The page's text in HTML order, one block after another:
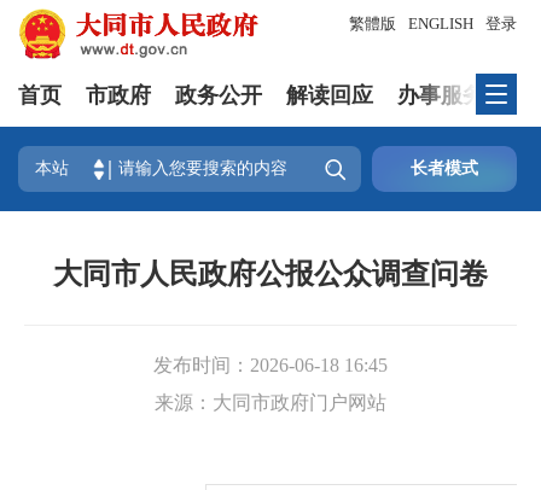
登录
繁體版 ENGLISH
首页 市政府 政务公开 解读回应 办事服务
本站  长者模式
大同市人民政府公报公众调查问卷
发布时间： 2026-06-18 16:45
来源： 大同市政府门户网站